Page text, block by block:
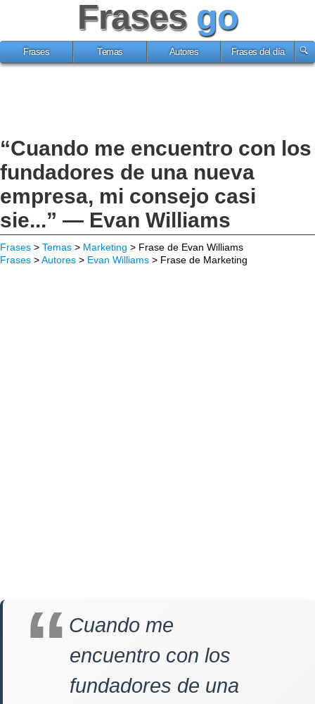
Frases go
Frases Temas Autores Frases del día
“Cuando me encuentro con los
fundadores de una nueva
empresa, mi consejo casi
sie...” — Evan Williams
Frases > Temas > Marketing > Frase de Evan Williams
Frases >Autores > Evan Williams > Frase de Marketing
Cuando me
encuentro con los
fundadores de una